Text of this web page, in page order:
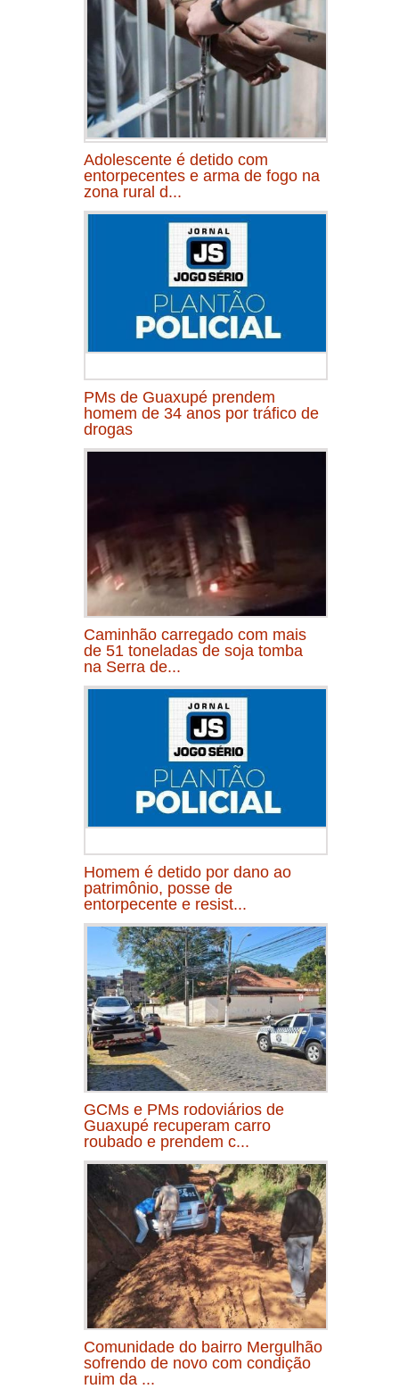
Adolescente é detido com
entorpecentes e arma de fogo na
zona rural d...
PMs de Guaxupé prendem
homem de 34 anos por tráfico de
drogas
Caminhão carregado com mais
de 51 toneladas de soja tomba
na Serra de...
Homem é detido por dano ao
patrimônio, posse de
entorpecente e resist...
GCMs e PMs rodoviários de
Guaxupé recuperam carro
roubado e prendem c...
Comunidade do bairro Mergulhão
sofrendo de novo com condição
ruim da ...